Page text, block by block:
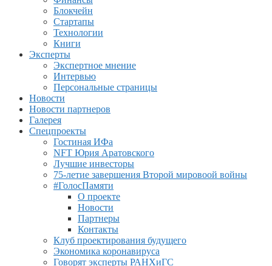
Блокчейн
Стартапы
Технологии
Книги
Эксперты
Экспертное мнение
Интервью
Персональные страницы
Новости
Новости партнеров
Галерея
Спецпроекты
Гостиная ИФа
NFT Юрия Аратовского
Лучшие инвесторы
75-летие завершения Второй мировоой войны
#ГолосПамяти
О проекте
Новости
Партнеры
Контакты
Клуб проектирования будущего
Экономика коронавируса
Говорят эксперты РАНХиГС